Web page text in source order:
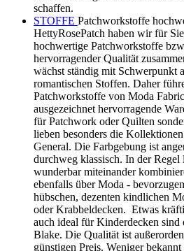
schaffen.
STOFFE Patchworkstoffe
HettyRosePatch haben wir für
hochwertige Patchworkstoffe
hervorragender Qualität
wächst ständig mit Schwerpunkt
romantischen Stoffen. Daher
Patchworkstoffe von Moda
ausgezeichnet hervorragende
für Patchwork oder Quilten
lieben besonders die
General. Die Farbgebung ist
durchweg klassisch. In der Regel
wunderbar miteinander
ebenfalls über Moda -
hübschen, dezenten kindlichen
oder Krabbeldecken. Etwas
auch ideal für Kinderdecken
Blake. Die Qualität ist
günstigen Preis. Weniger